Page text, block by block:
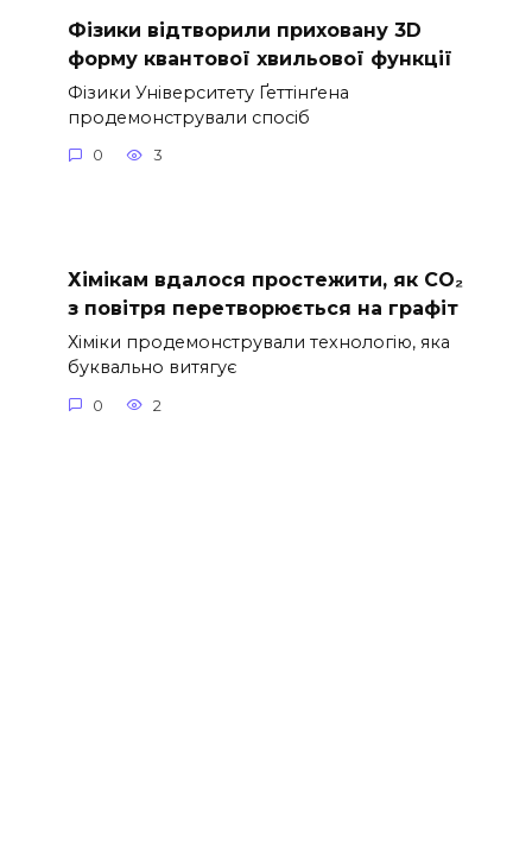
Фізики відтворили приховану 3D
форму квантової хвильової функції
Фізики Університету Ґеттінґена
продемонстрували спосіб
0 3
Хімікам вдалося простежити, як CO₂
з повітря перетворюється на графіт
Хіміки продемонстрували технологію, яка
буквально витягує
0 2